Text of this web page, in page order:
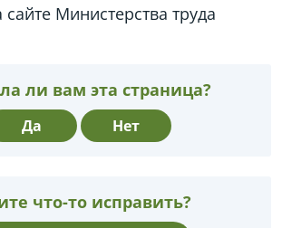
сайте Министерства труда
ли вам эта страница?
Да Нет
что-то исправить?